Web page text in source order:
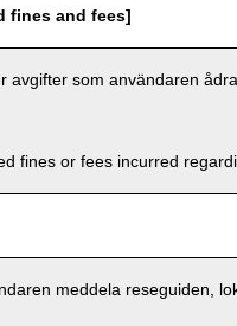
fines and fees]
avgifter som användaren
fines or fees incurred
meddela reseguiden,